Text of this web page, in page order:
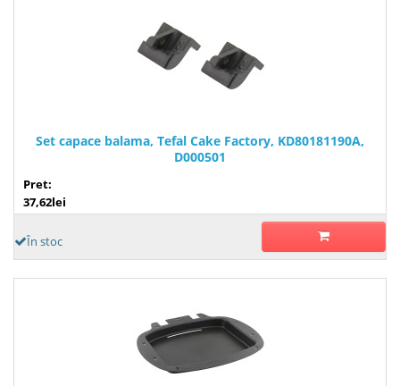
Set capace balama, Tefal Cake Factory, KD80181190A,
D000501
Pret:
37,62lei
În stoc